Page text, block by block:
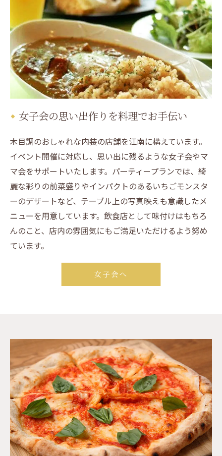
女子会の思い出作りを料理でお手伝い
木目調のおしゃれな内装の店舗を江南に構えています。
イベント開催に対応し、思い出に残るような女子会やマ
マ会をサポートいたします。パーティープランでは、綺
麗な彩りの前菜盛りやインパクトのあるいちごモンスタ
ーのデザートなど、テーブル上の写真映えも意識したメ
ニューを用意しています。飲食店として味付けはもちろ
んのこと、店内の雰囲気にもご満足いただけるよう努め
ています。
女子会へ